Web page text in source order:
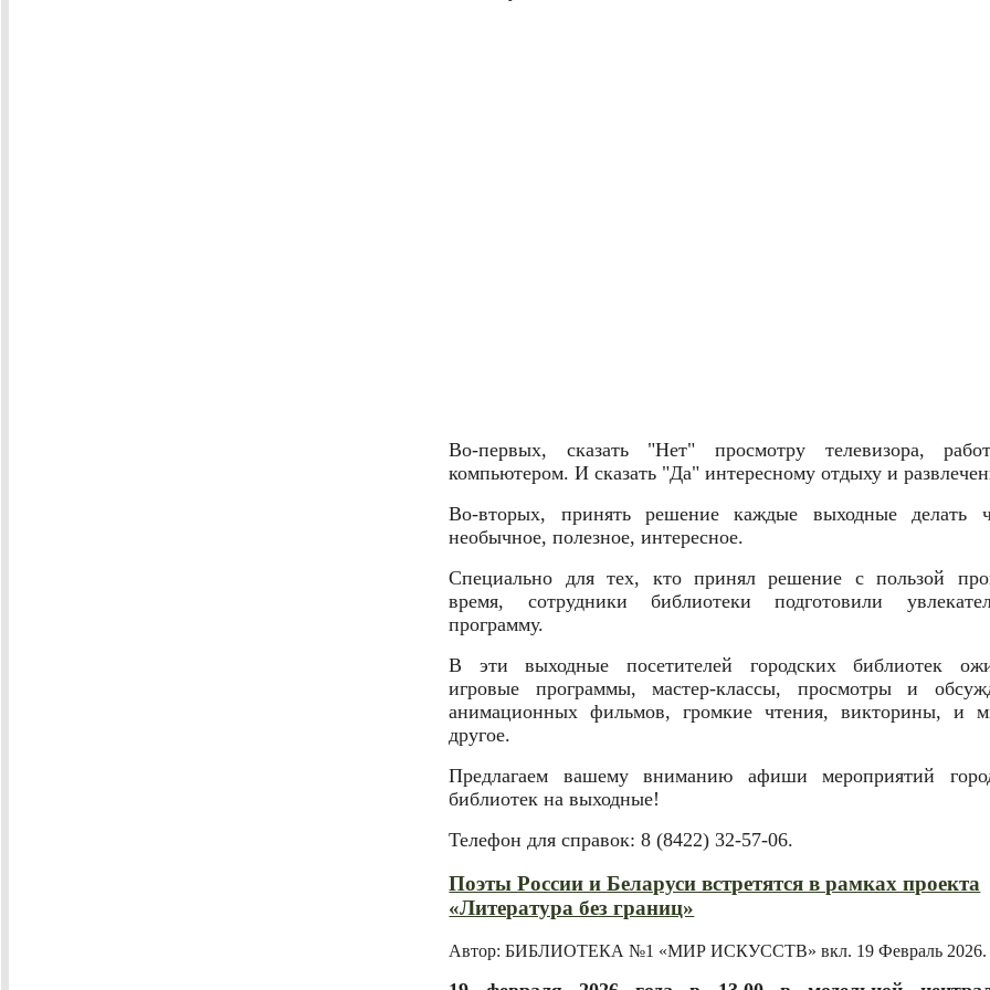
Во-первых, сказать "Нет" просмотру телевизора,
компьютером. И сказать "Да" интересному отдыху и
Во-вторых, принять решение каждые выходные делать
необычное, полезное, интересное.
Специально для тех, кто принял решение с пользой
время, сотрудники библиотеки подготовили
программу.
В эти выходные посетителей городских библиотек
игровые программы, мастер-классы, просмотры и
анимационных фильмов, громкие чтения, викторины, и
другое.
Предлагаем вашему вниманию афиши мероприятий
библиотек на выходные!
Телефон для справок: 8 (8422) 32-57-06.
Поэты России и Беларуси встретятся в рамках проекта
«Литература без границ»
Автор: БИБЛИОТЕКА №1 «МИР ИСКУССТВ» вкл. 19 Февраль 2026.